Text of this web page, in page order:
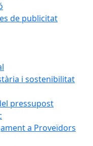
de publicitat
i sostenibilitat
pressupost
a Proveïdors